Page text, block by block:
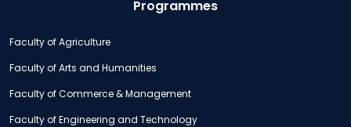
Programmes
Faculty of Agriculture
Faculty of Arts and Humanities
Faculty of Commerce & Management
Faculty of Engineering and Technology